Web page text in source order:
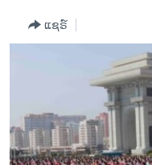
ຂ່າວ​ຈີນ
ໂລກ
ອິດສະຫຼະພາບດ້ານການຂ່າວ
ຊີວິດຊາວລາວ
ຊຸມຊົນຊາວລາວ
ແຊຣ໌